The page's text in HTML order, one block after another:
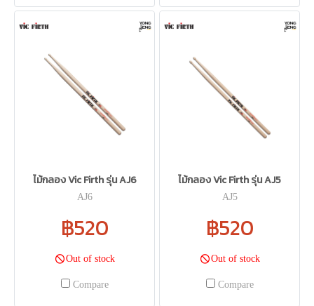
ไม้กลอง Vic Firth รุ่น AJ6
AJ6
฿520
Out of stock
Compare
ไม้กลอง Vic Firth รุ่น AJ5
AJ5
฿520
Out of stock
Compare